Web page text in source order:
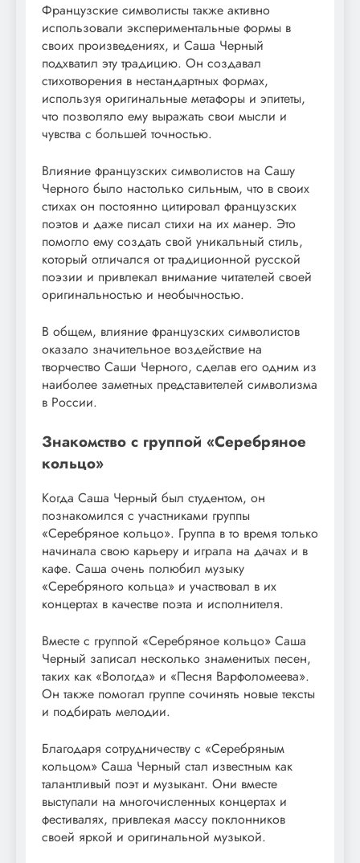
Французские символисты также активно
использовали экспериментальные формы в
своих произведениях, и Саша Черный
подхватил эту традицию. Он создавал
стихотворения в нестандартных формах,
используя оригинальные метафоры и эпитеты,
что позволяло ему выражать свои мысли и
чувства с большей точностью.
Влияние французских символистов на Сашу
Черного было настолько сильным, что в своих
стихах он постоянно цитировал французских
поэтов и даже писал стихи на их манер. Это
помогло ему создать свой уникальный стиль,
который отличался от традиционной русской
поэзии и привлекал внимание читателей своей
оригинальностью и необычностью.
В общем, влияние французских символистов
оказало значительное воздействие на
творчество Саши Черного, сделав его одним из
наиболее заметных представителей символизма
в России.
Знакомство с группой «Серебряное
кольцо»
Когда Саша Черный был студентом, он
познакомился с участниками группы
«Серебряное кольцо». Группа в то время только
начинала свою карьеру и играла на дачах и в
кафе. Саша очень полюбил музыку
«Серебряного кольца» и участвовал в их
концертах в качестве поэта и исполнителя.
Вместе с группой «Серебряное кольцо» Саша
Черный записал несколько знаменитых песен,
таких как «Вологда» и «Песня Варфоломеева».
Он также помогал группе сочинять новые тексты
и подбирать мелодии.
Благодаря сотрудничеству с «Серебряным
кольцом» Саша Черный стал известным как
талантливый поэт и музыкант. Они вместе
выступали на многочисленных концертах и
фестивалях, привлекая массу поклонников
своей яркой и оригинальной музыкой.